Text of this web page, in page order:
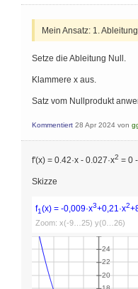
Mein Ansatz: 1.
Setze die Ableitung Null.
Klammere x aus.
Satz vom Nullprodukt
Kommentiert 28 Apr 2024 von
f'(x) = 0.42·x - 0.027·x2 = 0
Skizze
f1(x) = -0,009·x3+0,21·x2
Zoom: x(-9…25) y(0…26)